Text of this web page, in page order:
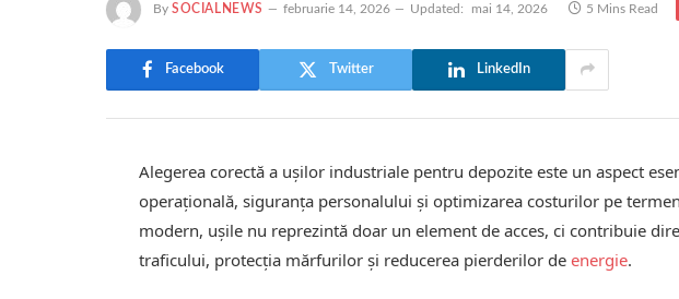
By SOCIALNEWS februarie 14, 2026 Updated: mai 14, 2026 5 Mins Read
Facebook Twitter LinkedIn
Alegerea corectă a ușilor industriale pentru depozite este un aspect
operațională, siguranța personalului și optimizarea costurilor pe
modern, ușile nu reprezintă doar un element de acces, ci contribuie
traficului, protecția mărfurilor și reducerea pierderilor de energie.